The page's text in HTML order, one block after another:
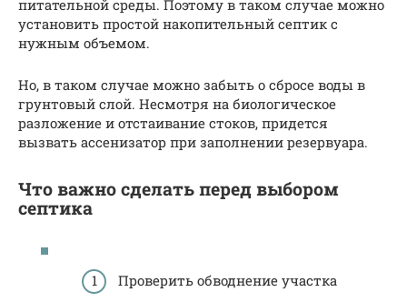
питательной среды. Поэтому в таком случае можно
установить простой накопительный септик с
нужным объемом.
Но, в таком случае можно забыть о сбросе воды в
грунтовый слой. Несмотря на биологическое
разложение и отстаивание стоков, придется
вызвать ассенизатор при заполнении резервуара.
Что важно сделать перед выбором
септика
Проверить обводнение участка